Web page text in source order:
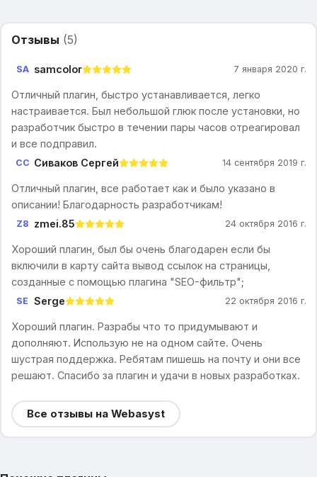
Отзывы (5)
SA samcolor 7 января 2020 г.
Отличный плагин, быстро устанавливается, легко
настраивается. Был небольшой глюк после установки, но
разработчик быстро в течении пары часов отреагировал
и все подправил.
СС Сиваков Сергей 14 сентября 2019 г.
Отличный плагин, все работает как и было указано в
описании! Благодарность разработчикам!
Z8 zmei.85 24 октября 2016 г.
Хороший плагин, был бы очень благодарен если бы
включили в карту сайта вывод ссылок на страницы,
созданные с помощью плагина "SEO-фильтр";
SE Serge 22 октября 2016 г.
Хороший плагин. Разрабы что то придумывают и
дополняют. Использую не на одном сайте. Очень
шустрая поддержка. Ребятам пишешь на почту и они все
решают. Спасибо за плагин и удачи в новых разработках.
Все отзывы на Webasyst